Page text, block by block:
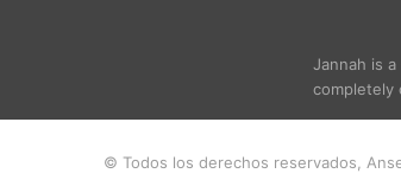
Jannah is
completely
© Todos los derechos reservados,